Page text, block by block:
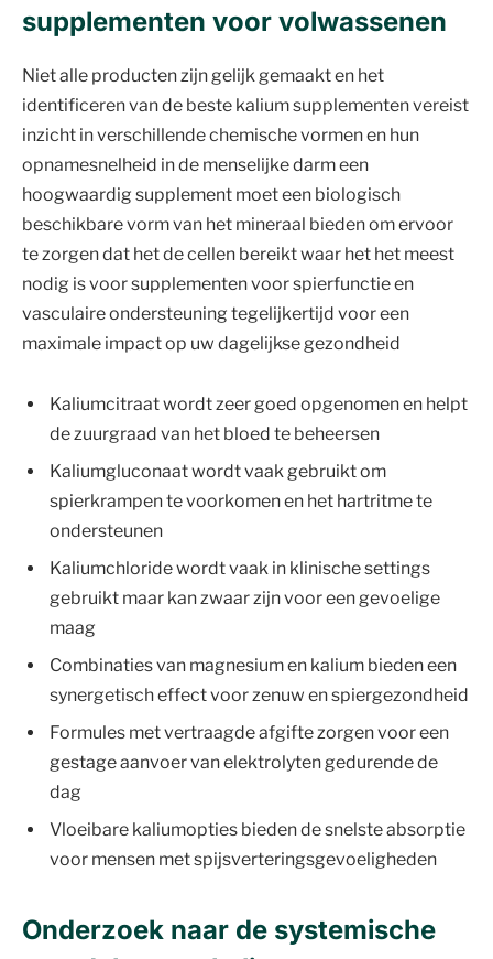
supplementen voor volwassenen
Niet alle producten zijn gelijk gemaakt en het
identificeren van de beste kalium supplementen vereist
inzicht in verschillende chemische vormen en hun
opnamesnelheid in de menselijke darm een
hoogwaardig supplement moet een biologisch
beschikbare vorm van het mineraal bieden om ervoor
te zorgen dat het de cellen bereikt waar het het meest
nodig is voor supplementen voor spierfunctie en
vasculaire ondersteuning tegelijkertijd voor een
maximale impact op uw dagelijkse gezondheid
Kaliumcitraat wordt zeer goed opgenomen en helpt
de zuurgraad van het bloed te beheersen
Kaliumgluconaat wordt vaak gebruikt om
spierkrampen te voorkomen en het hartritme te
ondersteunen
Kaliumchloride wordt vaak in klinische settings
gebruikt maar kan zwaar zijn voor een gevoelige
maag
Combinaties van magnesium en kalium bieden een
synergetisch effect voor zenuw en spiergezondheid
Formules met vertraagde afgifte zorgen voor een
gestage aanvoer van elektrolyten gedurende de
dag
Vloeibare kaliumopties bieden de snelste absorptie
voor mensen met spijsverteringsgevoeligheden
Onderzoek naar de systemische